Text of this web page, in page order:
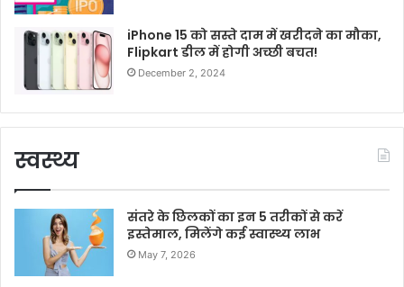
iPhone 15 को सस्ते दाम में खरीदने का मौका,
Flipkart डील में होगी अच्छी बचत!
December 2, 2024
स्वस्थ्य
संतरे के छिलकों का इन 5 तरीकों से करें
इस्तेमाल, मिलेंगे कई स्वास्थ्य लाभ
May 7, 2026